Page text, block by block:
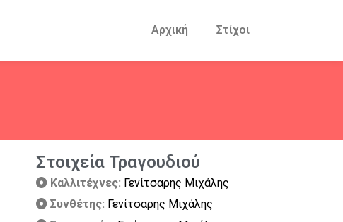
Αρχική Στίχοι
Στοιχεία Τραγουδιού
Καλλιτέχνες: Γενίτσαρης Μιχάλης
Συνθέτης: Γενίτσαρης Μιχάλης